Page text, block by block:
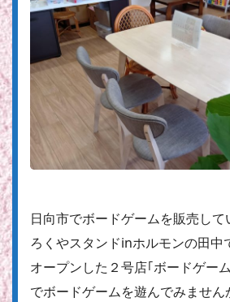
日向市でボードゲームを販売し
ろくやスタンドinホルモンの田中
オープンした２号店｢ボードゲー
でボードゲームを遊んでみませ